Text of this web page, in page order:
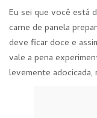
Eu sei que você está
carne de panela
deve ficar doce e
vale a pena
levemente